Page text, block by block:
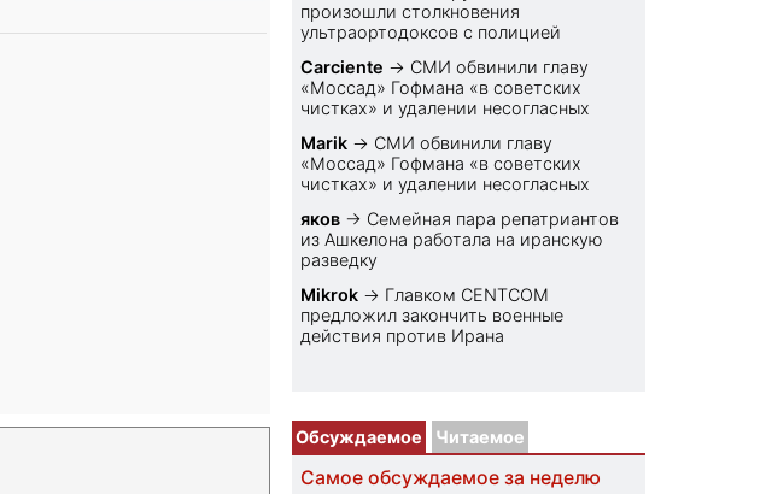
произошли столкновения
ультраортодоксов с полицией
Carciente → СМИ обвинили главу
«Моссад» Гофмана «в советских
чистках» и удалении несогласных
Marik → СМИ обвинили главу
«Моссад» Гофмана «в советских
чистках» и удалении несогласных
яков → Семейная пара репатриантов
из Ашкелона работала на иранскую
разведку
Mikrok → Главком CENTCOM
предложил закончить военные
действия против Ирана
Обсуждаемое Читаемое
Самое обсуждаемое за неделю